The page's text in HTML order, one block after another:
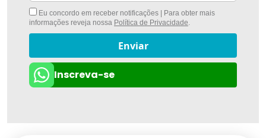
Eu concordo em receber notificações | Para obter mais
informações reveja nossa Política de Privacidade.
Enviar
Inscreva-se